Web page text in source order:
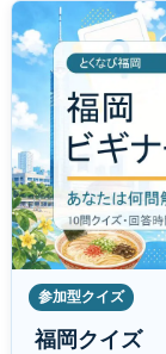
参加型クイズ
福岡クイズ